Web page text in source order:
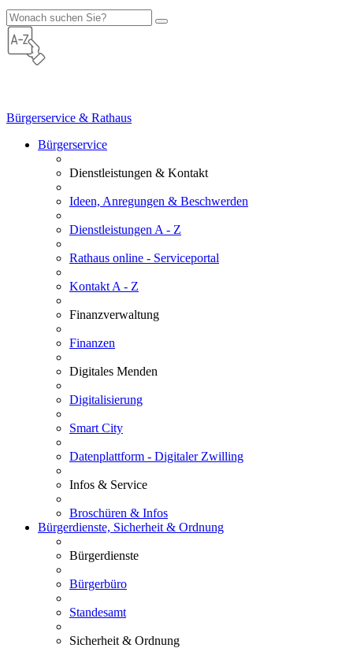
Bürgerservice & Rathaus
Bürgerservice
Dienstleistungen & Kontakt
Ideen, Anregungen & Beschwerden
Dienstleistungen A - Z
Rathaus online - Serviceportal
Kontakt A - Z
Finanzverwaltung
Finanzen
Digitales Menden
Digitalisierung
Smart City
Datenplattform - Digitaler Zwilling
Infos & Service
Broschüren & Infos
Bürgerdienste, Sicherheit & Ordnung
Bürgerdienste
Bürgerbüro
Standesamt
Sicherheit & Ordnung